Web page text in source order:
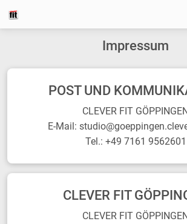
Impressum
POST UND
CLEVER FIT
E-Mail:
Tel.: +49 7161 9562601
CLEVER FIT
CLEVER FIT